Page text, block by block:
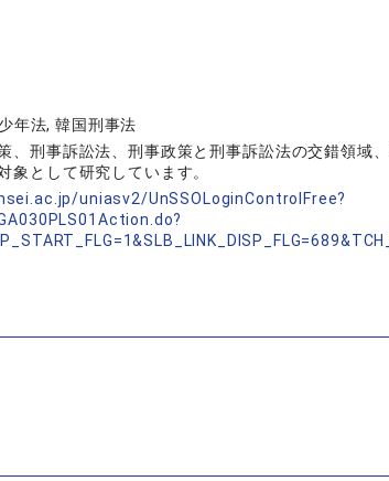
年法, 韓国刑事法
、刑事訴訟法、刑事政策と刑事訴訟法の交錯領域
象として研究しています。
uniasv2/UnSSOLoginControlFree?